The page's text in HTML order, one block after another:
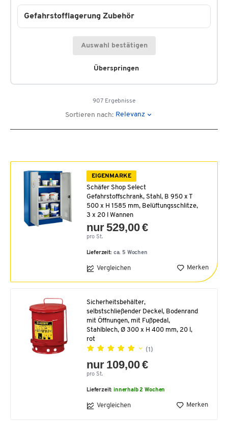
Überspringen
Gefahrstofflagerung Zubehör
Auswahl bestätigen
907 Ergebnisse
Sortieren nach: Relevanz
EIGENMARKE
Schäfer Shop Select
Gefahrstoffschrank, Stahl, B 950 x T
500 x H 1585 mm, Belüftungsschlitze,
3 x 20 l Wannen
nur 529,00 €
pro St.
Lieferzeit: ca. 5 Wochen
Vergleichen Merken
Sicherheitsbehälter,
selbstschließender Deckel, Bodenrand
mit Öffnungen, mit Fußpedal,
Stahlblech, Ø 300 x H 400 mm, 20 l,
rot
(1)
nur 109,00 €
pro St.
Lieferzeit:innerhalb 2 Wochen
Vergleichen Merken